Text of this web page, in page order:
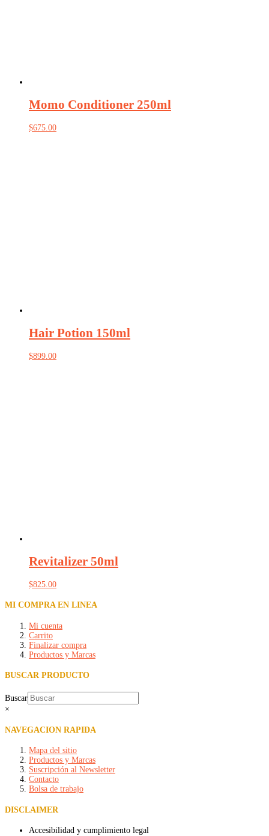
Momo Conditioner 250ml
$675.00
Hair Potion 150ml
$899.00
Revitalizer 50ml
$825.00
MI COMPRA EN LINEA
Mi cuenta
Carrito
Finalizar compra
Productos y Marcas
BUSCAR PRODUCTO
Buscar
×
NAVEGACION RAPIDA
Mapa del sitio
Productos y Marcas
Suscripción al Newsletter
Contacto
Bolsa de trabajo
DISCLAIMER
Accesibilidad y cumplimiento legal